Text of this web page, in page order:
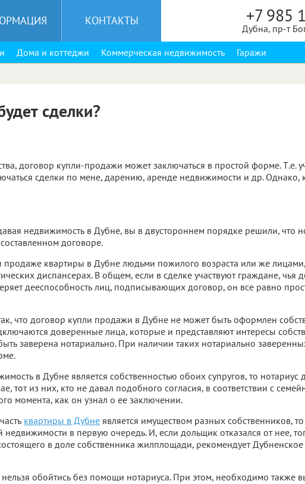
+7 985
Дубна, пр-т
КОНТАКТЫ
Дома и коттеджи Коммерческая недвижимость Гаражи
сделки?
договор купли-продажи может заключаться в простой форме. Т.е.
сделки по мене, дарению, аренде недвижимости и др. Однако,
недвижимость в Дубне, вы в двустороннем порядке решили, что
договоре.
продаже квартиры в Дубне людьми пожилого возраста или же лицами,
диспансерах. В общем, если в сделке участвуют граждане, чья
дееспособность лиц, подписывающих договор, он все равно
что договор купли продажи в Дубне не может быть оформлен
доверенные лица, которые и представляют интересы
заверена нотариально. При наличии таких нотариально
в Дубне является собственностью обоих супругов, то
тот из них, кто не давал подобного согласия, в соответствии с
момента, как он узнал о ее заключении.
квартиры в Дубне является имуществом разных собственников,
недвижимости в первую очередь. И, если дольщик отказался от нее,
в доле собственника жилплощади, рекомендует
обойтись без помощи нотариуса. При этом, необходимо также